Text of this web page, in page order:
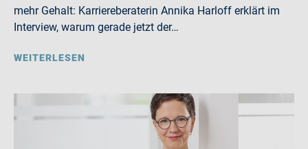
mehr Gehalt: Karriereberaterin Annika Harloff erklärt im
Interview, warum gerade jetzt der…
WEITERLESEN